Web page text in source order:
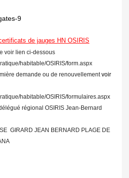
9
de jauges HN OSIRIS
voir lien ci-dessous
habitable/OSIRIS/form.aspx
demande ou de renouvellement voir
habitable/OSIRIS/formulaires.aspx
régional OSIRIS Jean-Bernard
GIRARD JEAN BERNARD PLAGE DE